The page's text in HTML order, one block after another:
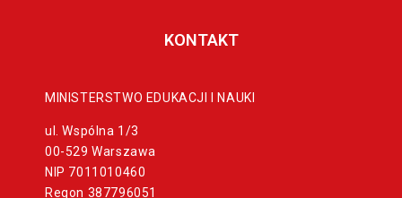
KONTAKT
MINISTERSTWO EDUKACJI I NAUKI
ul. Wspólna 1/3
00-529 Warszawa
NIP 7011010460
Regon 387796051